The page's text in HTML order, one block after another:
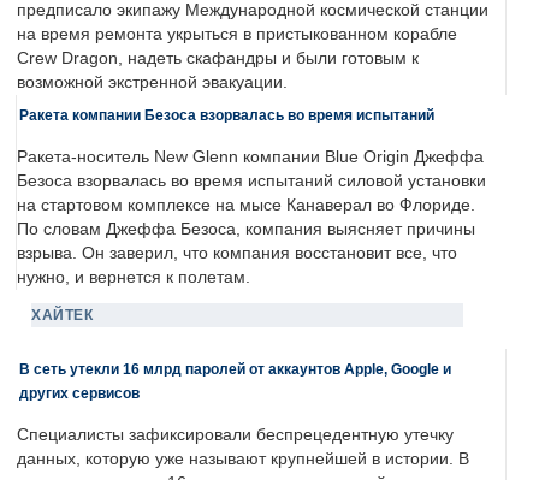
предписало экипажу Международной космической станции
на время ремонта укрыться в пристыкованном корабле
Crew Dragon, надеть скафандры и были готовым к
возможной экстренной эвакуации.
Ракета компании Безоса взорвалась во время испытаний
Ракета-носитель New Glenn компании Blue Origin Джеффа
Безоса взорвалась во время испытаний силовой установки
на стартовом комплексе на мысе Канаверал во Флориде.
По словам Джеффа Безоса, компания выясняет причины
взрыва. Он заверил, что компания восстановит все, что
нужно, и вернется к полетам.
ХАЙТЕК
В сеть утекли 16 млрд паролей от аккаунтов Apple, Google и
других сервисов
Специалисты зафиксировали беспрецедентную утечку
данных, которую уже называют крупнейшей в истории. В